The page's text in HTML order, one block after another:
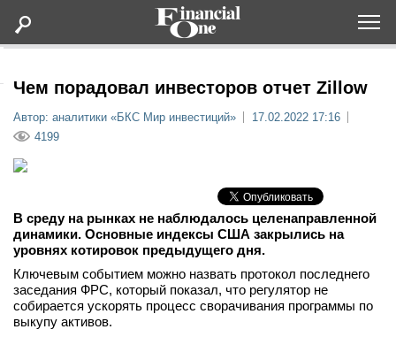
Lifestyle
Мероприятия
Новости
Чем порадовал инвесторов отчет Zillow
Автор: аналитики «БКС Мир инвестиций»
17.02.2022 17:16
4199
В среду на рынках не наблюдалось целенаправленной
динамики. Основные индексы США закрылись на
уровнях котировок предыдущего дня.
Ключевым событием можно назвать протокол последнего
заседания ФРС, который показал, что регулятор не
собирается ускорять процесс сворачивания программы по
выкупу активов.